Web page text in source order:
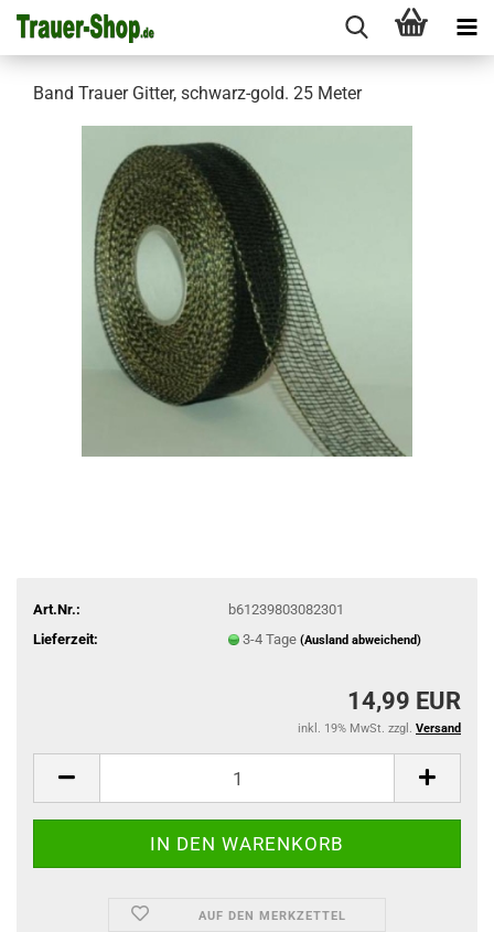
Band Trauer Gitter, schwarz-gold. 25 Meter
Art.Nr.:
b61239803082301
Lieferzeit:
3-4 Tage (Ausland abweichend)
14,99 EUR
inkl. 19% MwSt. zzgl. Versand
AUF DEN MERKZETTEL